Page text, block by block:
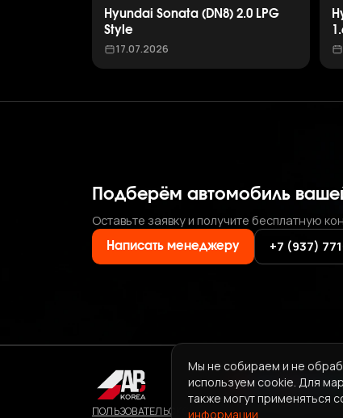
Hyundai Sonata (DN8) 2.0 LPG
Style
17.07.2026
Подберём автомобиль
Оставьте заявку и получите бесплатную
Написать менеджеру +7 (937)
ПОЛЬЗОВАТЕЛЬСКОЕ СОГЛАШЕНИЕ СЕРВИСА
Мы не собираем и не
используем cookie. Для
также могут применяться
информации